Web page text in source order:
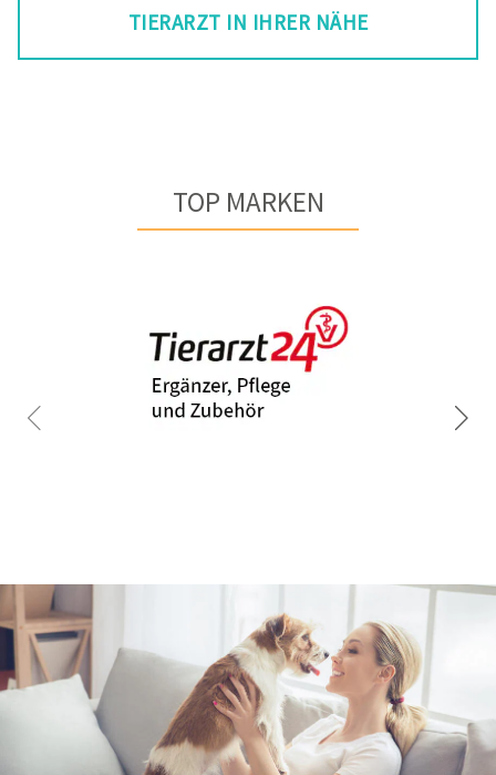
TIERARZT IN IHRER NÄHE
TOP MARKEN